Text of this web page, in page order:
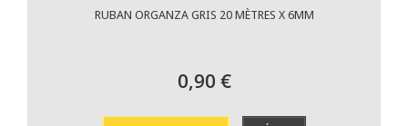
RUBAN ORGANZA GRIS 20 MÈTRES X 6MM
0,90 €